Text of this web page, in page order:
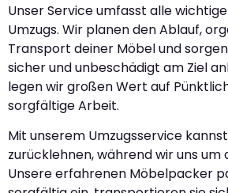
Unser Service umfasst alle
Umzugs. Wir planen den Ablauf,
Transport deiner Möbel und
sicher und unbeschädigt am Ziel
legen wir großen Wert auf
sorgfältige Arbeit.
Mit unserem Umzugsservice
zurücklehnen, während wir uns um
Unsere erfahrenen Möbelpacker